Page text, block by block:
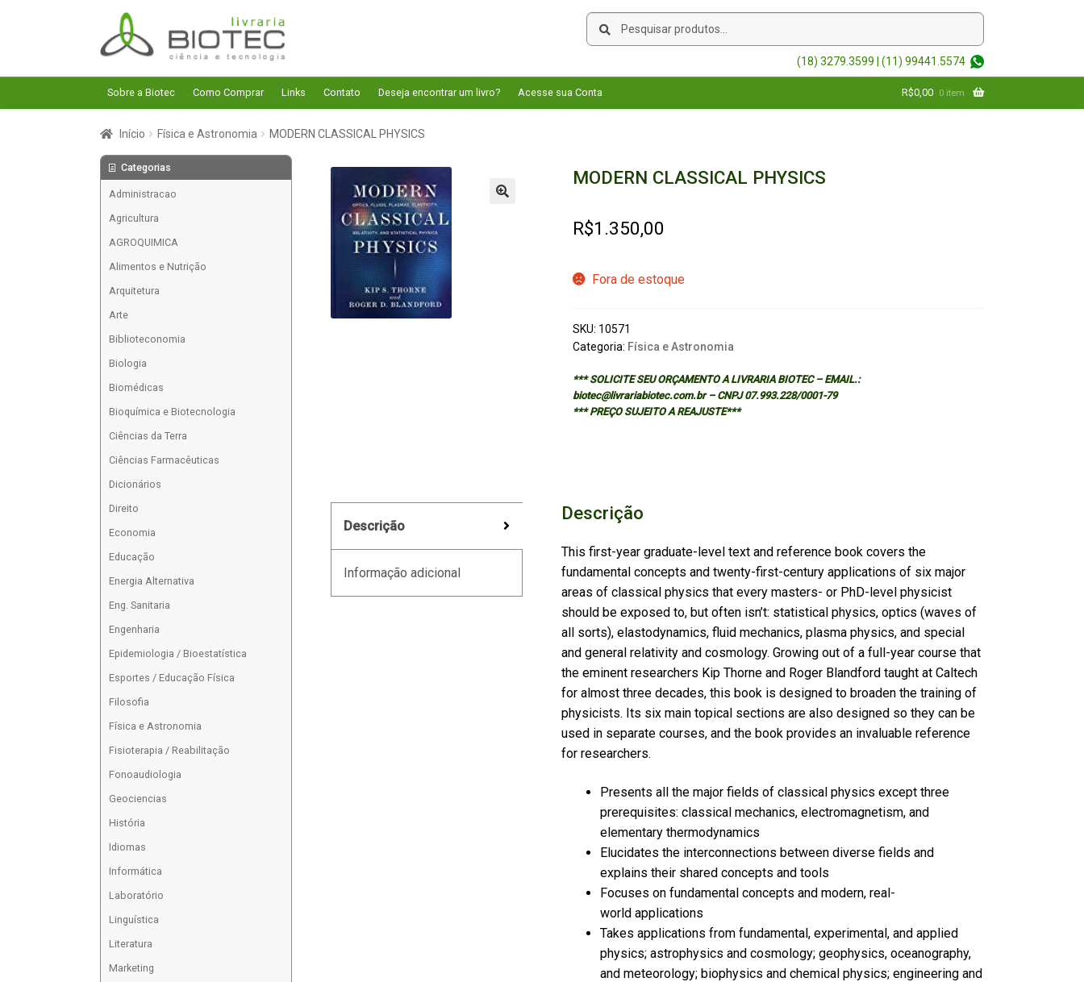
Pular
para
navegação
Pular
para
o
conteúdo
Pesquisar
Pesquisar
(18) 3279.3599 | (11) 99441.5574
Sobre a Biotec Como Comprar Links Contato Deseja encontrar um livro? Acesse sua Conta R$0,00 0 item
Início Física e Astronomia MODERN CLASSICAL PHYSICS
MODERN CLASSICAL PHYSICS
R$1.350,00
Fora de estoque
SKU: 10571
Categoria: Física e Astronomia
*** SOLICITE SEU ORÇAMENTO A LIVRARIA BIOTEC – EMAIL.:
biotec@livrariabiotec.com.br – CNPJ 07.993.228/0001-79
*** PREÇO SUJEITO A REAJUSTE***
Descrição
Informação adicional
Descrição
This first-year graduate-level text and reference book covers the
fundamental concepts and twenty-first-century applications of six major
areas of classical physics that every masters- or PhD-level physicist
should be exposed to, but often isn’t: statistical physics, optics (waves of
all sorts), elastodynamics, fluid mechanics, plasma physics, and special
and general relativity and cosmology. Growing out of a full-year course that
the eminent researchers Kip Thorne and Roger Blandford taught at Caltech
for almost three decades, this book is designed to broaden the training of
physicists. Its six main topical sections are also designed so they can be
used in separate courses, and the book provides an invaluable reference
for researchers.
Presents all the major fields of classical physics except three
prerequisites: classical mechanics, electromagnetism, and
elementary thermodynamics
Elucidates the interconnections between diverse fields and
explains their shared concepts and tools
Focuses on fundamental concepts and modern, real-
world applications
Takes applications from fundamental, experimental, and applied
physics; astrophysics and cosmology; geophysics, oceanography,
and meteorology; biophysics and chemical physics; engineering and
Categorias
Administracao
Agricultura
AGROQUIMICA
Alimentos e Nutrição
Arquitetura
Arte
Biblioteconomia
Biologia
Biomédicas
Bioquímica e Biotecnologia
Ciências da Terra
Ciências Farmacêuticas
Dicionários
Direito
Economia
Educação
Energia Alternativa
Eng. Sanitaria
Engenharia
Epidemiologia / Bioestatística
Esportes / Educação Física
Filosofia
Física e Astronomia
Fisioterapia / Reabilitação
Fonoaudiologia
Geociencias
História
Idiomas
Informática
Laboratório
Linguística
Literatura
Marketing